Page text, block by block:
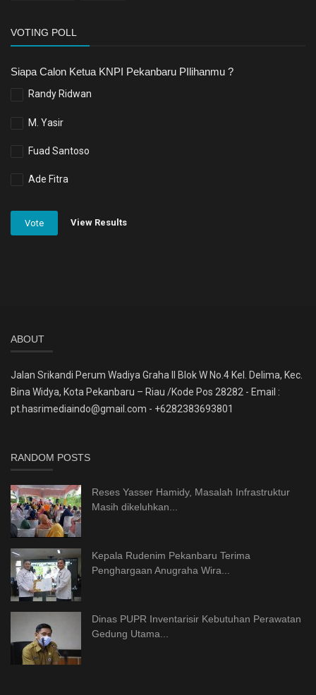
VOTING POLL
Siapa Calon Ketua KNPI Pekanbaru PIlihanmu ?
Randy Ridwan
M. Yasir
Fuad Santoso
Ade Fitra
Vote View Results
ABOUT
Jalan Srikandi Perum Wadiya Graha II Blok W No.4 Kel. Delima, Kec.
Bina Widya, Kota Pekanbaru – Riau /Kode Pos 28282 - Email :
pt.hasrimediaindo@gmail.com - +6282383693801
RANDOM POSTS
Reses Yasser Hamidy, Masalah Infrastruktur
Masih dikeluhkan...
Kepala Rudenim Pekanbaru Terima
Penghargaan Anugraha Wira...
Dinas PUPR Inventarisir Kebutuhan Perawatan
Gedung Utama...